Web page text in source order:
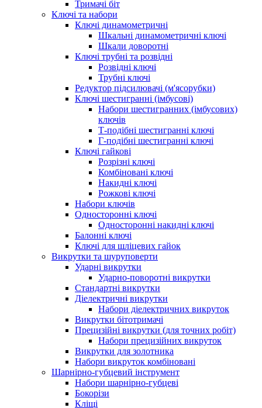
Тримачі біт
Ключі та набори
Ключі динамометричні
Шкальні динамометричні ключі
Шкали доворотні
Ключі трубні та розвідні
Розвідні ключі
Трубні ключі
Редуктор підсилювачі (м'ясорубки)
Ключі шестигранні (імбусові)
Набори шестигранних (імбусових)
ключів
Т-подібні шестигранні ключі
Г-подібні шестигранні ключі
Ключі гайкові
Розрізні ключі
Комбіновані ключі
Накидні ключі
Рожкові ключі
Набори ключів
Односторонні ключі
Односторонні накидні ключі
Балонні ключі
Ключі для шліцевих гайок
Викрутки та шуруповерти
Ударні викрутки
Ударно-поворотні викрутки
Стандартні викрутки
Діелектричні викрутки
Набори діелектричних викруток
Викрутки бітотримачі
Прецизійні викрутки (для точних робіт)
Набори прецизійних викруток
Викрутки для золотника
Набори викруток комбіновані
Шарнірно-губцевий інструмент
Набори шарнірно-губцеві
Бокорізи
Кліщі